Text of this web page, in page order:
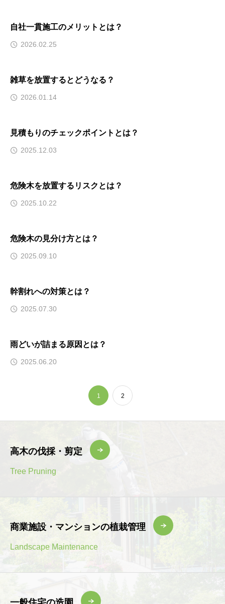
自社一貫施工のメリットとは？
2026.02.25
雑草を放置するとどうなる？
2026.01.14
見積もりのチェックポイントとは？
2025.12.03
危険木を放置するリスクとは？
2025.10.22
危険木の見分け方とは？
2025.09.10
幹割れへの対策とは？
2025.07.30
雨どいが詰まる原因とは？
2025.06.20
1 2
高木の伐採・剪定
Tree Pruning
商業施設・マンションの植栽管理
Landscape Maintenance